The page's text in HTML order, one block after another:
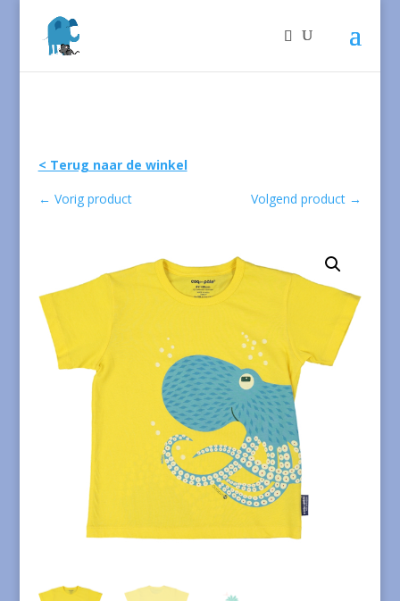
< Terug naar de winkel
← Vorig product Volgend product →